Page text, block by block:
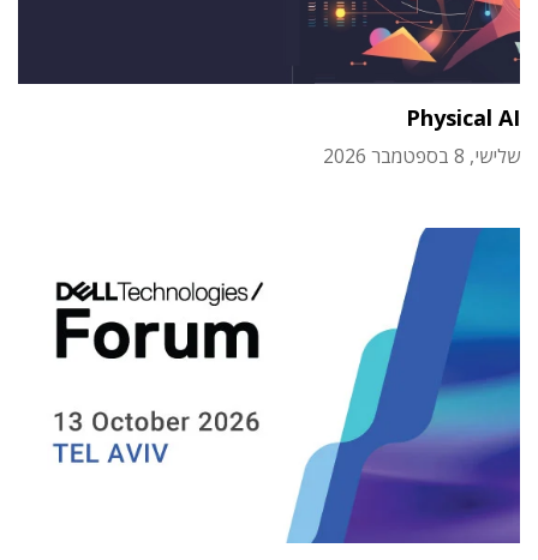
Physical AI
שלישי, 8 בספטמבר 2026